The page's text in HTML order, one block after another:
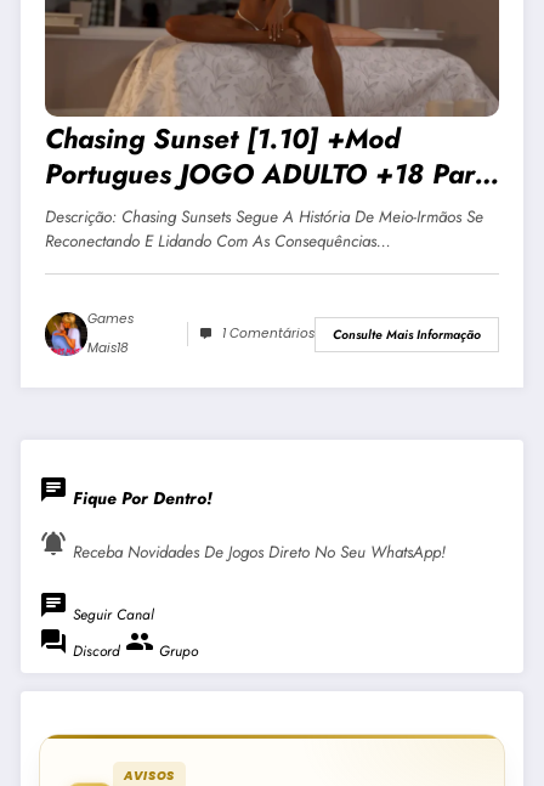
Chasing Sunset [1.10] +Mod
Portugues JOGO ADULTO +18 Para
Android E PC
Descrição: Chasing Sunsets Segue A História De Meio-Irmãos Se
Reconectando E Lidando Com As Consequências…
Games
Mais18
1 Comentários Consulte Mais Informação
chat Fique Por Dentro!
notifications_active Receba Novidades De Jogos Direto No Seu WhatsApp!
chat Seguir Canal
forum Discord group Grupo
AVISOS